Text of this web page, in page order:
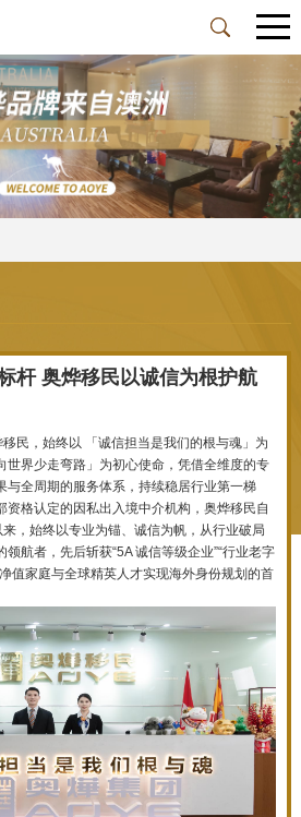
杆 奥烨移民以诚信为根护航
民，始终以 「诚信担当是我们的根与魂」为
世界少走弯路」为初心使命，凭借全维度的专
与全周期的服务体系，持续稳居行业第一梯
资格认定的因私出入境中介机构，奥烨移民自
，始终以专业为锚、诚信为帆，从行业破局
航者，先后斩获“5A 诚信等级企业”“行业老字
值家庭与全球精英人才实现海外身份规划的首